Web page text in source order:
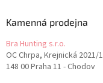
Kamenná prodejna
Bra Hunting s.r.o.
OC Chrpa, Krejnická 2021/1
148 00 Praha 11 - Chodov